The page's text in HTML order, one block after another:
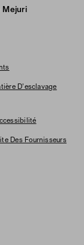
Mejuri
D'esclavage
Des Fournisseurs